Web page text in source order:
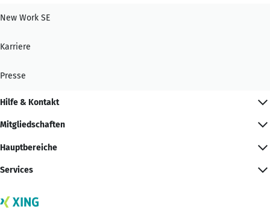
New Work SE
Karriere
Presse
Hilfe & Kontakt
Mitgliedschaften
Hauptbereiche
Services